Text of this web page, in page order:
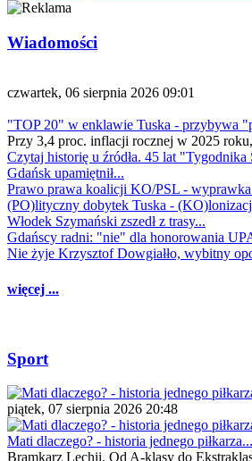
Wiadomości
czwartek, 06 sierpnia 2026 09:01
"TOP 20" w enklawie Tuska - przybywa
Przy 3,4 proc. inflacji rocznej w 2025
Czytaj historię u źródła. 45 lat "Tygodnika
Gdańsk upamiętnił...
Prawo prawa koalicji KO/PSL -
(PO)lityczny dobytek Tuska -
Włodek Szymański zszedł z trasy...
Gdańscy radni: "nie" dla honorowania
Nie żyje Krzysztof Dowgiałło, wybitny
więcej ...
Sport
piątek, 07 sierpnia 2026 20:48
Mati dlaczego? - historia jednego piłkarza...
Bramkarz Lechii. Od A-klasy do